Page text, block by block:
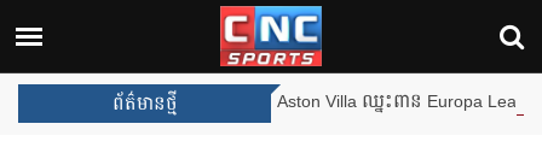
ព័ត៌មានថ្មី
ឈ្នះពានរង្វាន់បន្ថែមទៀត បន្ទាប់ពី Aston Villa ឈ្នះពាន Europa League